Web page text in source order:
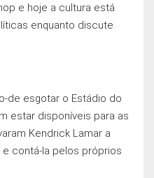
e hoje a cultura está
enquanto discute
de esgotar o Estádio do
estar disponíveis para as
Kendrick Lamar a
contá-la pelos próprios